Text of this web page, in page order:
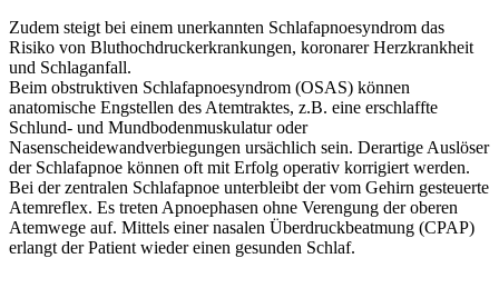
Zudem steigt bei einem unerkannten Schlafapnoesyndrom das
Risiko von Bluthochdruckerkrankungen, koronarer Herzkrankheit
und Schlaganfall.
Beim obstruktiven Schlafapnoesyndrom (OSAS) können
anatomische Engstellen des Atemtraktes, z.B. eine erschlaffte
Schlund- und Mundbodenmuskulatur oder
Nasenscheidewandverbiegungen ursächlich sein. Derartige Auslöser
der Schlafapnoe können oft mit Erfolg operativ korrigiert werden.
Bei der zentralen Schlafapnoe unterbleibt der vom Gehirn gesteuerte
Atemreflex. Es treten Apnoephasen ohne Verengung der oberen
Atemwege auf. Mittels einer nasalen Überdruckbeatmung (CPAP)
erlangt der Patient wieder einen gesunden Schlaf.